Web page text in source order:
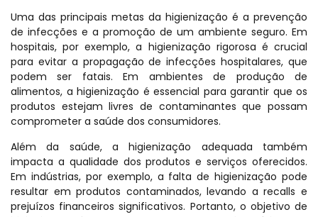
Uma das principais metas da higienização é a prevenção
de infecções e a promoção de um ambiente seguro. Em
hospitais, por exemplo, a higienização rigorosa é crucial
para evitar a propagação de infecções hospitalares, que
podem ser fatais. Em ambientes de produção de
alimentos, a higienização é essencial para garantir que os
produtos estejam livres de contaminantes que possam
comprometer a saúde dos consumidores.
Além da saúde, a higienização adequada também
impacta a qualidade dos produtos e serviços oferecidos.
Em indústrias, por exemplo, a falta de higienização pode
resultar em produtos contaminados, levando a recalls e
prejuízos financeiros significativos. Portanto, o objetivo de